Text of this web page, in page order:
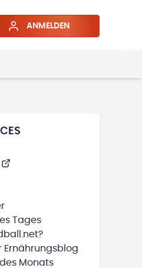
ANMELDEN
Tages
Ernährungsblog
Monats